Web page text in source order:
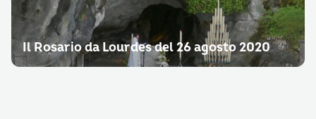
Il Rosario da Lourdes del 26 agosto 2020